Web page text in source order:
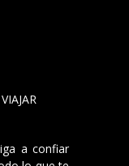
a confiar